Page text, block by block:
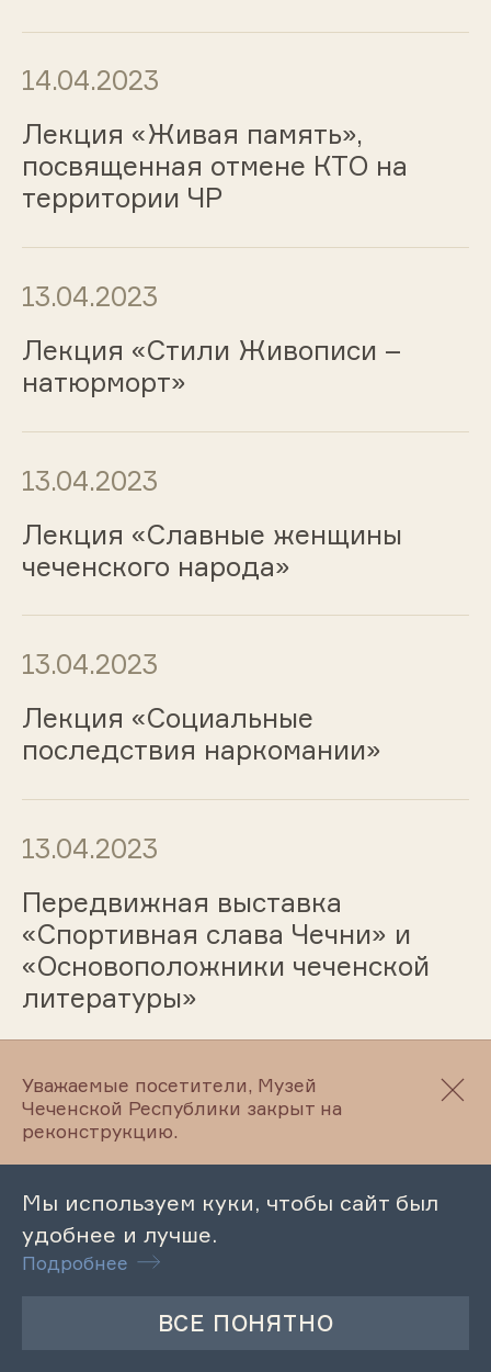
14.04.2023
Лекция «Живая память»,
посвященная отмене КТО на
территории ЧР
13.04.2023
Лекция «Стили Живописи –
натюрморт»
13.04.2023
Лекция «Славные женщины
чеченского народа»
13.04.2023
Лекция «Социальные
последствия наркомании»
13.04.2023
Передвижная выставка
«Спортивная слава Чечни» и
«Основоположники чеченской
литературы»
12.04.2023
Лекция «Жизнь и творчество
12.04.2023
Музейный урок «Л. Н. Толстой и
Уважаемые посетители, Музей
Чеченской Республики закрыт на
реконструкцию.
Мы используем куки, чтобы сайт был
удобнее и лучше.
Подробнее